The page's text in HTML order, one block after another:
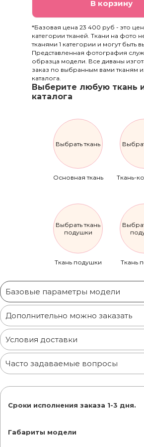
В корзину
*Базовая цена 23 400 руб - это
категории тканей. Ткани на фото
тканями 1 категории и могут быть
Представленная фотография
образца модели. Все диваны
заказ по выбранным вами тканям
каталога.
Выберите любую ткань
каталога
Выбрать ткань
Основная ткань Ткань-
Выбрать ткань
подушки
Ткань подушки Ткань
Базовые параметры модели
Дополнительно можно заказать
Условия доставки
Часто задаваемые вопросы
Сроки исполнения заказа 1-3 дня.
Габариты модели